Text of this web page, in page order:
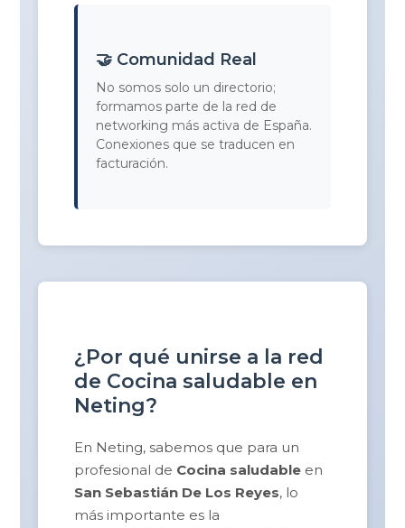
🤝 Comunidad Real
No somos solo un directorio;
formamos parte de la red de
networking más activa de España.
Conexiones que se traducen en
facturación.
¿Por qué unirse a la red
de Cocina saludable en
Neting?
En Neting, sabemos que para un
profesional de Cocina saludable en
San Sebastián De Los Reyes, lo
más importante es la